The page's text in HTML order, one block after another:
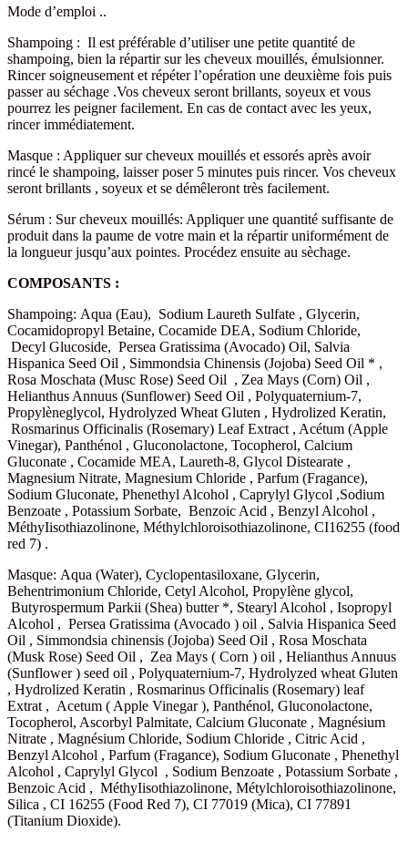
Mode d’emploi ..
Shampoing : Il est préférable d’utiliser une petite quantité de
shampoing, bien la répartir sur les cheveux mouillés, émulsionner.
Rincer soigneusement et répéter l’opération une deuxième fois puis
passer au séchage .Vos cheveux seront brillants, soyeux et vous
pourrez les peigner facilement. En cas de contact avec les yeux,
rincer immédiatement.
Masque : Appliquer sur cheveux mouillés et essorés après avoir
rincé le shampoing, laisser poser 5 minutes puis rincer. Vos cheveux
seront brillants , soyeux et se démêleront très facilement.
Sérum : Sur cheveux mouillés: Appliquer une quantité suffisante de
produit dans la paume de votre main et la répartir uniformément de
la longueur jusqu’aux pointes. Procédez ensuite au sèchage.
COMPOSANTS :
Shampoing: Aqua (Eau), Sodium Laureth Sulfate , Glycerin,
Cocamidopropyl Betaine, Cocamide DEA, Sodium Chloride,
Decyl Glucoside, Persea Gratissima (Avocado) Oil, Salvia
Hispanica Seed Oil , Simmondsia Chinensis (Jojoba) Seed Oil * ,
Rosa Moschata (Musc Rose) Seed Oil , Zea Mays (Corn) Oil ,
Helianthus Annuus (Sunflower) Seed Oil , Polyquaternium-7,
Propylèneglycol, Hydrolyzed Wheat Gluten , Hydrolized Keratin,
Rosmarinus Officinalis (Rosemary) Leaf Extract , Acétum (Apple
Vinegar), Panthénol , Gluconolactone, Tocopherol, Calcium
Gluconate , Cocamide MEA, Laureth-8, Glycol Distearate ,
Magnesium Nitrate, Magnesium Chloride , Parfum (Fragance),
Sodium Gluconate, Phenethyl Alcohol , Caprylyl Glycol ,Sodium
Benzoate , Potassium Sorbate, Benzoic Acid , Benzyl Alcohol ,
MéthyIisothiazolinone, Méthylchloroisothiazolinone, CI16255 (food
red 7) .
Masque: Aqua (Water), Cyclopentasiloxane, Glycerin,
Behentrimonium Chloride, Cetyl Alcohol, Propylène glycol,
Butyrospermum Parkii (Shea) butter *, Stearyl Alcohol , Isopropyl
Alcohol , Persea Gratissima (Avocado ) oil , Salvia Hispanica Seed
Oil , Simmondsia chinensis (Jojoba) Seed Oil , Rosa Moschata
(Musk Rose) Seed Oil , Zea Mays ( Corn ) oil , Helianthus Annuus
(Sunflower ) seed oil , Polyquaternium-7, Hydrolyzed wheat Gluten
, Hydrolized Keratin , Rosmarinus Officinalis (Rosemary) leaf
Extrat , Acetum ( Apple Vinegar ), Panthénol, Gluconolactone,
Tocopherol, Ascorbyl Palmitate, Calcium Gluconate , Magnésium
Nitrate , Magnésium Chloride, Sodium Chloride , Citric Acid ,
Benzyl Alcohol , Parfum (Fragance), Sodium Gluconate , Phenethyl
Alcohol , Caprylyl Glycol , Sodium Benzoate , Potassium Sorbate ,
Benzoic Acid , MéthyIisothiazolinone, Métylchloroisothiazolinone,
Silica , CI 16255 (Food Red 7), CI 77019 (Mica), CI 77891
(Titanium Dioxide).